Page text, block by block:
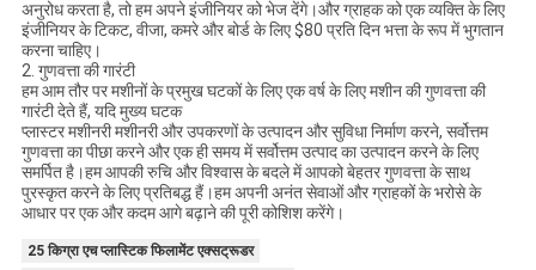
अनुरोध करता है, तो हम अपने इंजीनियर को भेज देंगे।और ग्राहक को एक व्यक्ति के लिए
इंजीनियर के टिकट, वीजा, कमरे और बोर्ड के लिए $80 प्रति दिन भत्ता के रूप में भुगतान
करना चाहिए।
2. गुणवत्ता की गारंटी
हम आम तौर पर मशीनों के प्रमुख घटकों के लिए एक वर्ष के लिए मशीन की गुणवत्ता की
गारंटी देते हैं, यदि मुख्य घटक
प्लास्टर मशीनरी मशीनरी और उपकरणों के उत्पादन और सुविधा निर्माण करने, सर्वोत्तम
गुणवत्ता का पीछा करने और एक ही समय में सर्वोत्तम उत्पाद का उत्पादन करने के लिए
समर्पित है।हम आपकी रुचि और विश्वास के बदले में आपको बेहतर गुणवत्ता के साथ
पुरस्कृत करने के लिए प्रतिबद्ध हैं।हम अपनी अनंत सेवाओं और ग्राहकों के भरोसे के
आधार पर एक और कदम आगे बढ़ाने की पूरी कोशिश करेंगे।
25 किग्रा एच प्लास्टिक फिलामेंट एक्सट्रूडर